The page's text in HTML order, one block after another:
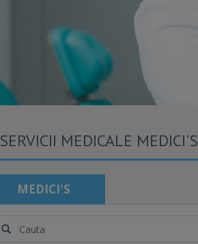
SERVICII MEDICALE MEDICI'S
MEDICI'S